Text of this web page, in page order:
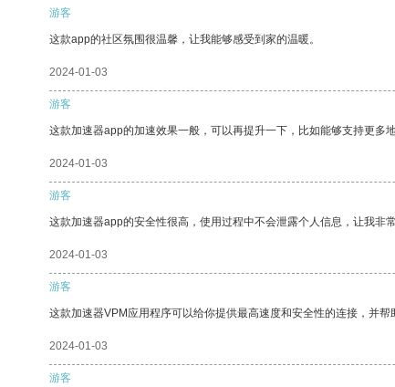
游客
这款app的社区氛围很温馨，让我能够感受到家的温暖。
2024-01-03
游客
这款加速器app的加速效果一般，可以再提升一下，比如能够支持更多地
2024-01-03
游客
这款加速器app的安全性很高，使用过程中不会泄露个人信息，让我非常
2024-01-03
游客
这款加速器VPM应用程序可以给你提供最高速度和安全性的连接，并帮
2024-01-03
游客